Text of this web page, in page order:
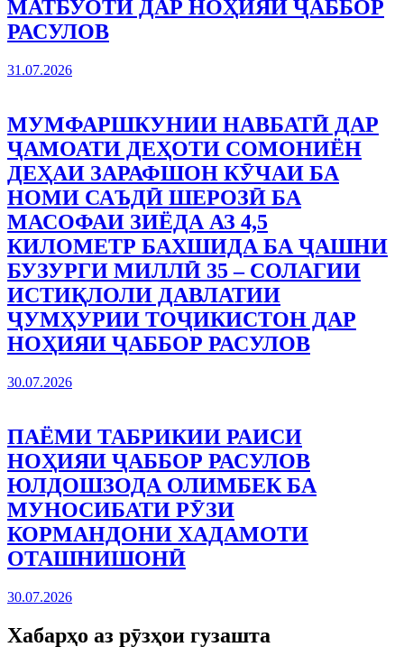
МАТБУОТӢ ДАР НОҲИЯИ ҶАББОР
РАСУЛОВ
31.07.2026
МУМФАРШКУНИИ НАВБАТӢ ДАР
ҶАМОАТИ ДЕҲОТИ СОМОНИЁН
ДЕҲАИ ЗАРАФШОН КӮЧАИ БА
НОМИ САЪДӢ ШЕРОЗӢ БА
МАСОФАИ ЗИЁДА АЗ 4,5
КИЛОМЕТР БАХШИДА БА ҶАШНИ
БУЗУРГИ МИЛЛӢ 35 – СОЛАГИИ
ИСТИҚЛОЛИ ДАВЛАТИИ
ҶУМҲУРИИ ТОҶИКИСТОН ДАР
НОҲИЯИ ҶАББОР РАСУЛОВ
30.07.2026
ПАЁМИ ТАБРИКИИ РАИСИ
НОҲИЯИ ҶАББОР РАСУЛОВ
ЮЛДОШЗОДА ОЛИМБЕК БА
МУНОСИБАТИ РӮЗИ
КОРМАНДОНИ ХАДАМОТИ
ОТАШНИШОНӢ
30.07.2026
Хабарҳо аз рӯзҳои гузашта